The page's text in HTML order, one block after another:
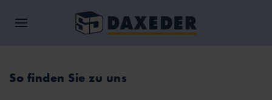
So finden Sie zu uns